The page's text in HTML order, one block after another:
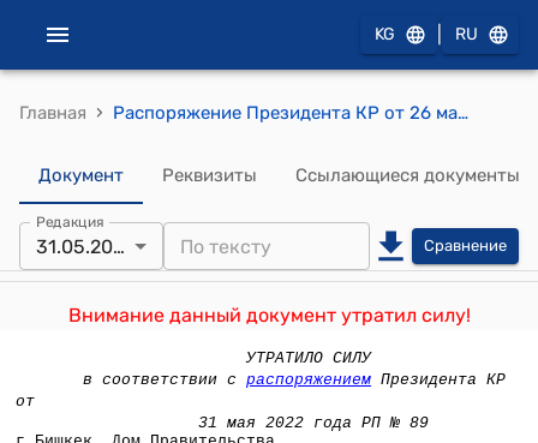
KG RU
Главная › Распоряжение Президента КР от 26 марта 1999 года РП №141
Документ Реквизиты Ссылающиеся документы
Редакция
31.05.2022 Сравнение
Внимание данный документ утратил силу!